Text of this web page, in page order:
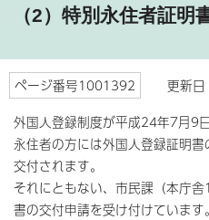
（2）特別永住者証明
ページ番号1001392
更新日
外国人登録制度が平成24年7月9
永住者の方には外国人登録証明
交付されます。
それにともない、市民課（本庁
書の交付申請を受け付けています。